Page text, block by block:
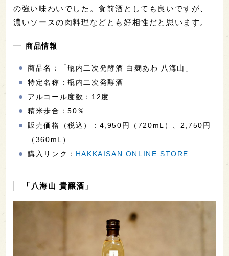
の強い味わいでした。食前酒としても良いですが、
濃いソースの肉料理などとも好相性だと思います。
商品情報
商品名：「瓶内二次発酵酒 白麹あわ 八海山」
特定名称：瓶内二次発酵酒
アルコール度数：12度
精米歩合：50％
販売価格（税込）：4,950円（720mL）、2,750円
（360mL）
購入リンク： HAKKAISAN ONLINE STORE
「八海山 貴醸酒」